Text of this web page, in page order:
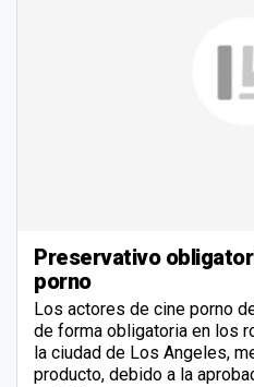
Preservativo
porno
Los actores de cine porno
de forma obligatoria en los
la ciudad de Los Angeles,
producto, debido a la